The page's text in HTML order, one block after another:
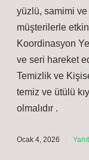
yüzlü, samimi
müşterilerle
Koordinasyon
ve seri hareket
Temizlik ve
temiz ve ütülü
olmalıdır .
Ocak 4, 2026